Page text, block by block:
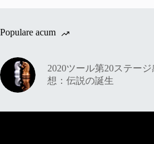
Populare acum
2020ツール第20ステージ
想：伝説の誕生